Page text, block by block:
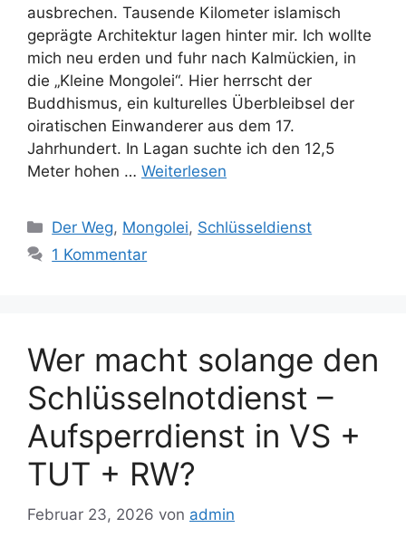
ausbrechen. Tausende Kilometer islamisch
geprägte Architektur lagen hinter mir. Ich wollte
mich neu erden und fuhr nach Kalmückien, in
die „Kleine Mongolei“. Hier herrscht der
Buddhismus, ein kulturelles Überbleibsel der
oiratischen Einwanderer aus dem 17.
Jahrhundert. In Lagan suchte ich den 12,5
Meter hohen … Weiterlesen
Kategorien
Der Weg, Mongolei, Schlüsseldienst
1 Kommentar
Wer macht solange den
Schlüsselnotdienst –
Aufsperrdienst in VS +
TUT + RW?
Februar 23, 2026 von admin